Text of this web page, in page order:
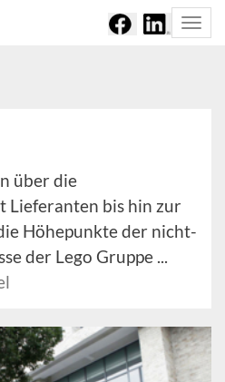
über die
Lieferanten bis hin zur
Höhepunkte der nicht-
der Lego Gruppe ...